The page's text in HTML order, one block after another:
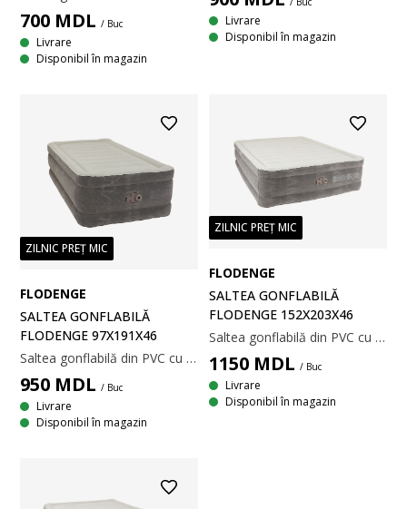
700 MDL / Buc
Livrare
Disponibil în magazin
Livrare
Disponibil în magazin
ZILNIC PREȚ MIC
FLODENGE
SALTEA GONFLABILĂ
FLODENGE 97X191X46
Saltea gonflabilă din PVC cu o suprafață moale din velur. Construcție interioară cu întărituri TRITECH™. Cu pompă electrică încorporată. Incl. pungă de depozitare. 97x191x46 cm
950 MDL / Buc
Livrare
Disponibil în magazin
ZILNIC PREȚ MIC
FLODENGE
SALTEA GONFLABILĂ
FLODENGE 152X203X46
Saltea gonflabilă din PVC cu o suprafață moale din velur. Construcție interioară cu întărituri TRITECH™. Cu pompă electrică încorporată. Incl. pungă de depozitare. 152x203x46 cm
1150 MDL / Buc
Livrare
Disponibil în magazin